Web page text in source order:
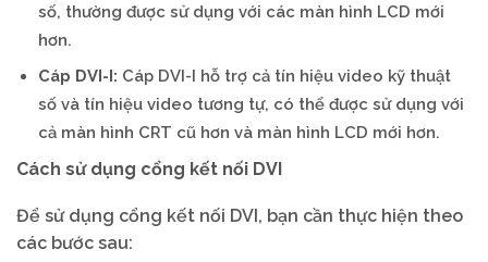
số, thường được sử dụng với các màn hình LCD mới
hơn.
Cáp DVI-I: Cáp DVI-I hỗ trợ cả tín hiệu video kỹ thuật
số và tín hiệu video tương tự, có thể được sử dụng với
cả màn hình CRT cũ hơn và màn hình LCD mới hơn.
Cách sử dụng cổng kết nối DVI
Để sử dụng cổng kết nối DVI, bạn cần thực hiện theo
các bước sau: